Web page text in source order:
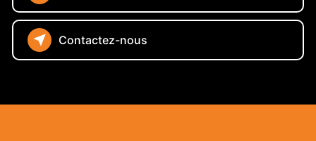
Contactez-nous